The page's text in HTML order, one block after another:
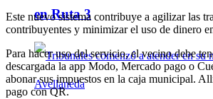
en Ruta 3
Este nuevo sistema contribuye a agilizar las
contribuyentes y minimizar el uso de dinero
Para hacer uso del servicio, el vecino debe
descargada la app Modo, Mercado pago o
abonar sus impuestos en la caja municipal.
pago con QR.